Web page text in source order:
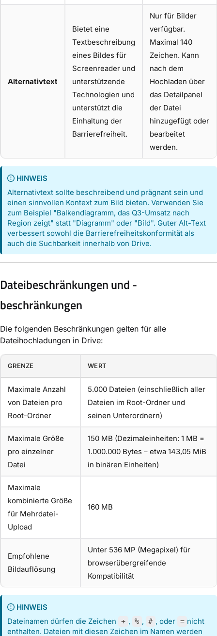
Alternativtext
Bietet eine
Textbeschreibung
eines Bildes für
Screenreader und
unterstützende
Technologien und
unterstützt die
Einhaltung der
Barrierefreiheit.
Nur für Bilder
verfügbar.
Maximal 140
Zeichen. Kann
nach dem
Hochladen über
das Detailpanel
der Datei
hinzugefügt oder
bearbeitet
werden.
HINWEIS
Alternativtext sollte beschreibend und prägnant sein und
einen sinnvollen Kontext zum Bild bieten. Verwenden Sie
zum Beispiel "Balkendiagramm, das Q3-Umsatz nach
Region zeigt" statt "Diagramm" oder "Bild". Guter Alt-Text
verbessert sowohl die Barrierefreiheitskonformität als
auch die Suchbarkeit innerhalb von Drive.
Dateibeschränkungen und -
beschränkungen
Die folgenden Beschränkungen gelten für alle
Dateihochladungen in Drive:
GRENZE WERT
Maximale Anzahl
von Dateien pro
Root-Ordner
5.000 Dateien (einschließlich aller
Dateien im Root-Ordner und
seinen Unterordnern)
Maximale Größe
pro einzelner
Datei
150 MB (Dezimaleinheiten: 1 MB =
1.000.000 Bytes – etwa 143,05 MiB
in binären Einheiten)
Maximale
kombinierte Größe
für Mehrdatei-
Upload
160 MB
Empfohlene
Bildauflösung
Unter 536 MP (Megapixel) für
browserübergreifende
Kompatibilität
HINWEIS
Dateinamen dürfen die Zeichen
+ , % , # , oder = nicht
enthalten. Dateien mit diesen Zeichen im Namen werden